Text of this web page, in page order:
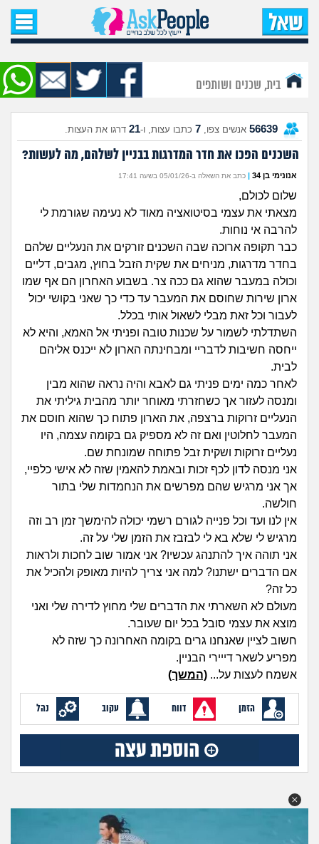
עמוד הבית
שאל שאלה
שאלות חדשות
שאלות שעוררו עניין
עצות חדשות
מה קורה כאן?
מתחם הטיפים
מדורים
זוגיות
היריון ולידה
הורות ומשפחה
מתבגרים
מהבקו"ם... ועד מתי?!
עבודה וקריירה
חברים ואנשים
בית, שכנים ושותפים
מה שעובר עליי
פיננסי וכלכלה
בין הסדינים
יוקר המחיה
חיפוש שאלות
הרשמה | התחברות
בית, שכנים ושותפים
56639 אנשים צפו, 7 כתבו עצות, ו-21 דרגו את העצות.
השכנים הפכו את חדר המדרגות בבניין לשלהם, מה לעשות?
אנונימי בן 34 | כתב את השאלה ב-05/01/26 בשעה 17:41
שלום לכולם,
מצאתי את עצמי בסיטואציה מאוד לא נעימה שגורמת לי
להרבה אי נוחות.
כבר תקופה ארוכה שבה השכנים זורקים את הנעליים שלהם
בחדר מדרגות, מניחים את שקית הזבל בחוץ, מגבים, דליים
וכולה במעבר שהוא גם ככה צר. בשבוע האחרון הם אף שמו
ארון שירות שחוסם את המעבר עד כדי כך שאני בקושי יכול
לעבור וכל זאת מבלי לשאול אותי בכלל.
השתדלתי לשמור על שכנות טובה ופניתי אל האמא, והיא לא
ייחסה חשיבות לדבריי ומבחינתה הארון לא ייכנס אליהם
לבית.
לאחר כמה ימים פניתי גם לאבא והיה נראה שהוא מבין
ומנסה לעזור אך כשחזרתי מאוחר יותר מהבית גיליתי את
הנעליים זרוקות ברצפה, את הארון פתוח כך שהוא חוסם את
המעבר לחלוטין ואם זה לא מספיק גם בקומה עצמה, היו
נעליים זרוקות ושקית זבל פתוחה שמונחת שם.
אני מנסה לדון לכף זכות ובאמת להאמין שזה לא אישי כלפיי,
אך אני מרגיש שהם מפרשים את הנחמדות שלי בתור
חולשה.
אין לנו ועד וכל פנייה לגורם רשמי יכולה להימשך זמן רב וזה
מרגיש לי שלא בא לי לבזבז את הזמן שלי על זה.
אני תוהה איך להתנהג עכשיו? אני אמור שוב לחכות ולראות
אם הדברים ישתנו? למה אני צריך להיות מאופק ולהכיל את
כל זה?
מעולם לא השארתי את הדברים שלי מחוץ לדירה שלי ואני
מוצא את עצמי סובל בכל יום שעובר.
חשוב לציין שאנחנו גרים בקומה האחרונה כך שזה לא
מפריע לשאר דייירי הבניין.
אשמח לעצות על... (המשך)
הזמן דווח עקוב נהל